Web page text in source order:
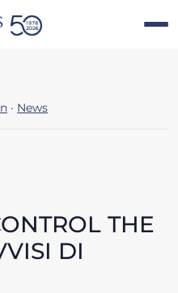
· News
THE
DI